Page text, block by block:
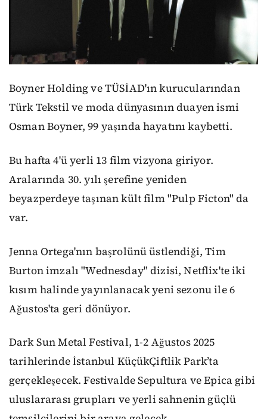
Boyner Holding ve TÜSİAD'ın kurucularından
Türk Tekstil ve moda dünyasının duayen ismi
Osman Boyner, 99 yaşında hayatını kaybetti.
Bu hafta 4'ü yerli 13 film vizyona giriyor.
Aralarında 30. yılı şerefine yeniden
beyazperdeye taşınan kült film "Pulp Ficton" da
var.
Jenna Ortega'nın başrolünü üstlendiği, Tim
Burton imzalı "Wednesday" dizisi, Netflix'te iki
kısım halinde yayınlanacak yeni sezonu ile 6
Ağustos'ta geri dönüyor.
Dark Sun Metal Festival, 1-2 Ağustos 2025
tarihlerinde İstanbul KüçükÇiftlik Park’ta
gerçekleşecek. Festivalde Sepultura ve Epica gibi
uluslararası grupları ve yerli sahnenin güçlü